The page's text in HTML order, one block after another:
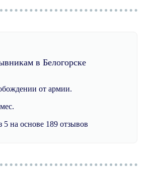
в Белогорске
от армии.
5 на основе 189 отзывов